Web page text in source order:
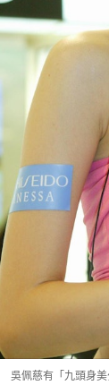
吳佩慈有「九頭身美